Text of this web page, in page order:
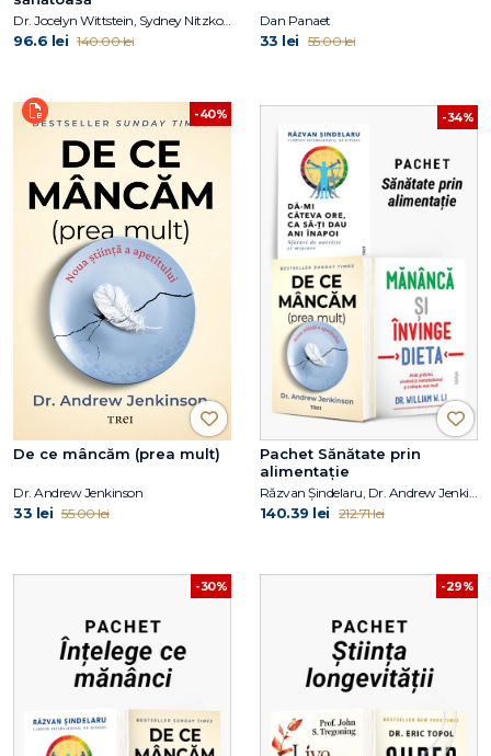
Dr. Jocelyn Wittstein, Sydney Nitzkorski, Prof. John S. Tregoning
96.6 lei 140.00 lei
Dan Panaet
33 lei 55.00 lei
-40%
De ce mâncăm (prea mult)
Dr. Andrew Jenkinson
33 lei 55.00 lei
-34%
Pachet Sănătate prin
alimentație
Răzvan Șindelaru, Dr. Andrew Jenkinson, Dr. William W. Li
140.39 lei 212.71 lei
-30% -29%